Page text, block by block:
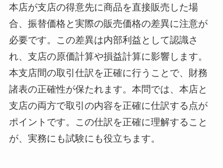
本店が支店の得意先に商品を直接販売した場
合、振替価格と実際の販売価格の差異に注意が
必要です。この差異は内部利益として認識さ
れ、支店の原価計算や損益計算に影響します。
本支店間の取引仕訳を正確に行うことで、財務
諸表の正確性が保たれます。本問では、本店と
支店の両方で取引の内容を正確に仕訳する点が
ポイントです。この仕訳を正確に理解すること
が、実務にも試験にも役立ちます。